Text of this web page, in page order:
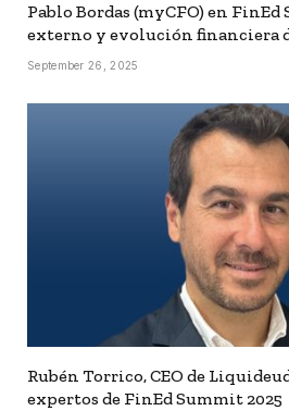
Pablo Bordas (myCFO) en FinEd
externo y evolución financiera
September 26, 2025
Rubén Torrico, CEO de
expertos de FinEd Summit 2025